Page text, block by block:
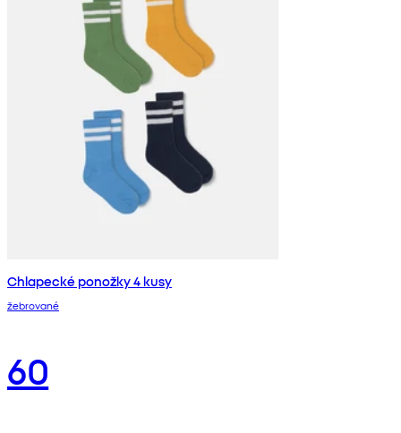
Chlapecké ponožky 4 kusy
žebrované
60